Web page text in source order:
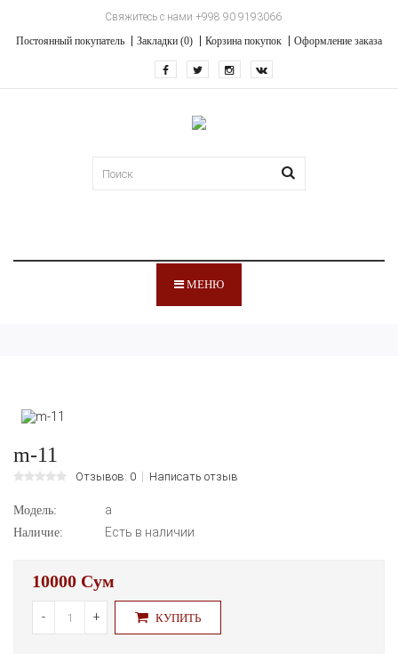
Свяжитесь с нами +998 90 9193066
Постоянный покупатель
Закладки (0) Корзина покупок Оформление заказа
МЕНЮ
m-11
Отзывов: 0 Написать отзыв
Модель: а
Наличие: Есть в наличии
10000 Сум
- + КУПИТЬ